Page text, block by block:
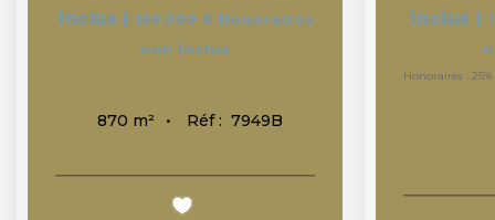
inclus | 150 000 € Honoraires
non inclus
870 m² Réf : 7949B
inclus |
Honoraires :